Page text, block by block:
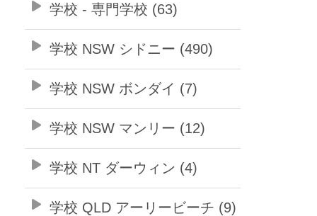
学校 - 専門学校 (63)
学校 NSW シドニー (490)
学校 NSW ボンダイ (7)
学校 NSW マンリー (12)
学校 NT ダーウィン (4)
学校 QLD アーリービーチ (9)